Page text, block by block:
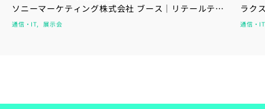
ソニーマーケティング株式会社 ブース｜リテールテッ
クJAPAN 2025
通信・IT 展示会
ラク
通信・IT